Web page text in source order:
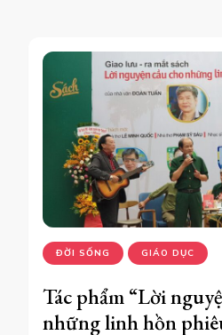
ĐỜI SỐNG GIÁO DỤC
Tác phẩm “Lời
những linh hồn